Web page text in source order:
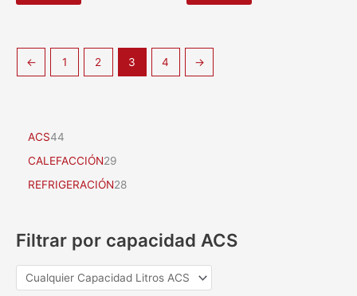
← 1 2 3 4 →
ACS44
CALEFACCIÓN29
REFRIGERACIÓN28
Filtrar por capacidad ACS